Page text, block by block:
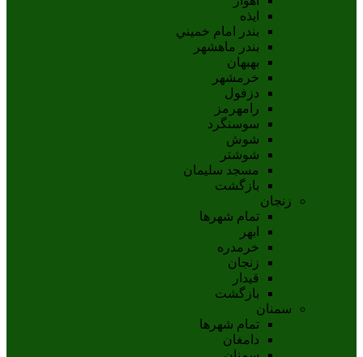
ايذه
بندر امام خميني
بندر ماهشهر
بهبهان
خرمشهر
دزفول
رامهرمز
سوسنگرد
شوش
شوشتر
مسجد سليمان
بازگشت
زنجان
تمام شهر‌ها
ابهر
خرمدره
زنجان
قيدار
بازگشت
سمنان
تمام شهر‌ها
دامغان